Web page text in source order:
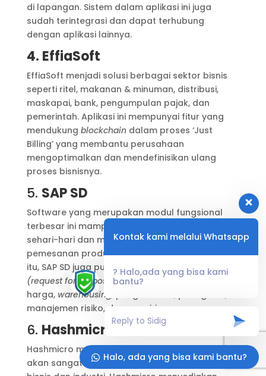
di lapangan. Sistem dalam aplikasi ini juga
sudah terintegrasi dan dapat terhubung
dengan aplikasi lainnya.
4. EffiaSoft
EffiaSoft menjadi solusi berbagai sektor bisnis
seperti ritel, makanan & minuman, distribusi,
maskapai, bank, pengumpulan pajak, dan
pemerintah. Aplikasi ini mempunyai fitur yang
mendukung blockchaindalam proses ‘Just
Billing’ yang membantu perusahaan
mengoptimalkan dan mendefinisikan ulang
proses bisnisnya.
5. SAP SD
Software yang merupakan modul fungsional
terbesar ini mampu melakukan transaksi bisnis
sehari-hari dan mengelola segala proses dari
pemesanan produk hingga pengiriman. Selain
itu, SAP SD juga punya fitur untuk aktivitas
(request for proposal), sales order,
penentuan
harga, warehousing,
manajemen risiko, dan pengiriman.
6. Hashmicro
Hashmicro merupakan solusi software ERP yang
akan sangat bermanfaat untuk berbagai jenis
Kontak kami melalui Whatsapp
? Halo,ada yang bisa kami
bantu?
Halo, ada yang bisa kami bantu?